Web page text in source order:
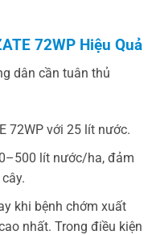
72WP Hiệu Quả
dân cần tuân thủ
72WP với 25 lít nước.
lít nước/ha, đảm
khi bệnh chớm xuất
nhất. Trong điều kiện